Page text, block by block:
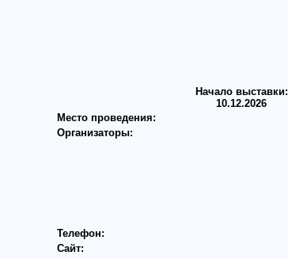
Начало выставки:
10.12.2026
Место проведения:
Организаторы:
Телефон:
Сайт: